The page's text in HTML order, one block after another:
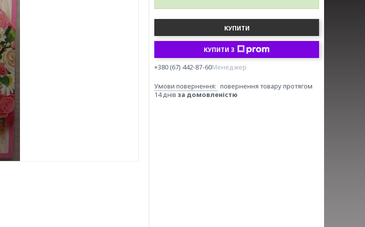
КУПИТИ
КУПИТИ З
+380 (67) 442-87-60Менеджер
повернення товару протягом
14 днів за домовленістю